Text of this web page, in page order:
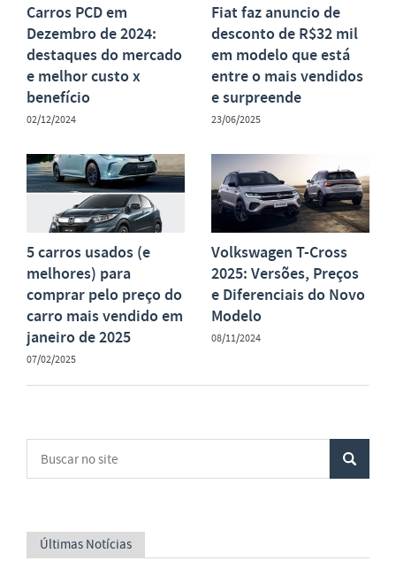
Carros PCD em
Dezembro de 2024:
destaques do mercado
e melhor custo x
benefício
02/12/2024
Fiat faz anuncio de
desconto de R$32 mil
em modelo que está
entre o mais vendidos
e surpreende
23/06/2025
5 carros usados (e
melhores) para
comprar pelo preço do
carro mais vendido em
janeiro de 2025
07/02/2025
Volkswagen T-Cross
2025: Versões, Preços
e Diferenciais do Novo
Modelo
08/11/2024
Últimas Notícias